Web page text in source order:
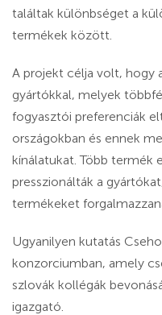
találtak különbséget a
termékek között.
A projekt célja volt, hogy
gyártókkal, melyek
fogyasztói preferenciák
országokban és ennek
kínálatukat. Több termék
presszionálták a
termékeket
Ugyanilyen kutatás
konzorciumban, amely
szlovák kollégák
igazgató.